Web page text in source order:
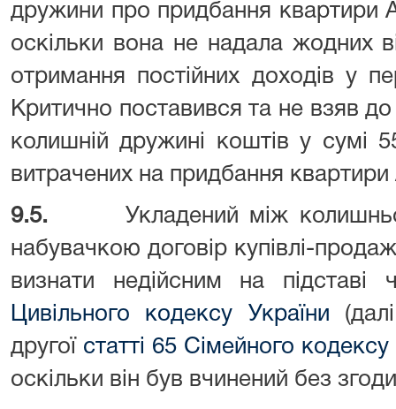
дружини про придбання квартири
оскільки вона не надала жодних
отримання постійних доходів у
Критично поставився та не взяв
колишній дружині коштів у сумі
витрачених на придбання
9.5. Укладений між
набувачкою договір купівлі-
визнати недійсним на підставі
Цивільного кодексу України
другої статті 65 Сімейного кодексу
оскільки він був вчинений без